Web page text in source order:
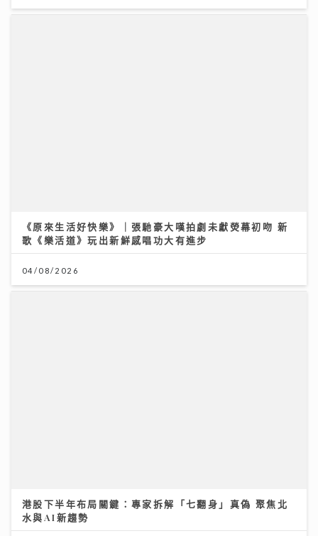
《原來生活好快樂》｜張馳豪大嘆拍劇未獻熒幕初吻 新
歌《樂活道》玩出新鮮感唱功大有進步
04/08/2026
港股下半年布局關鍵：專家拆解「七翻身」真偽 聚焦北
水與AI新趨勢